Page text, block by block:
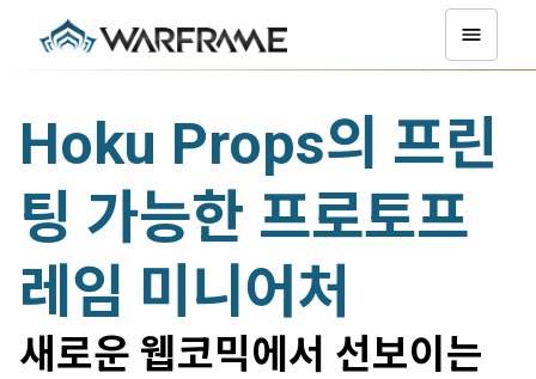
Hoku Props의 프린
팅 가능한 프로토프
레임 미니어처
새로운 웹코믹에서 선보이는